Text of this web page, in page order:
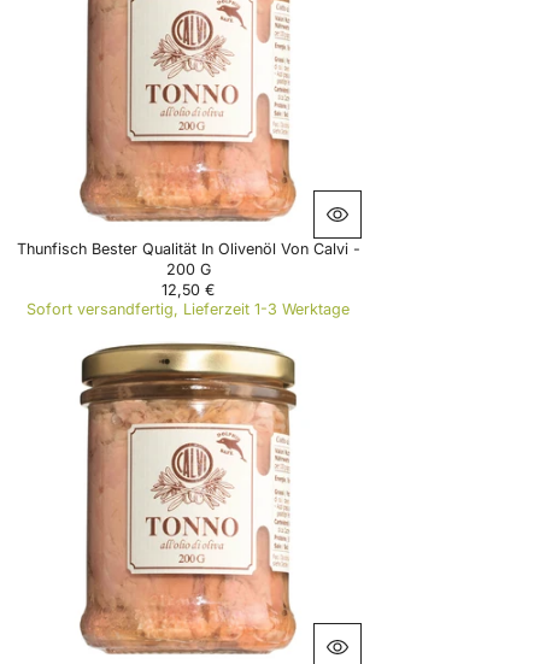
R
I
C
E
1
6
9
€
Thunfisch Bester Qualität In Olivenöl Von Calvi -
200 G
R
E
G
U
L
A
R
I
C
E
1
2
,
5
0
€
12,50 €
Sofort versandfertig, Lieferzeit 1-3 Werktage